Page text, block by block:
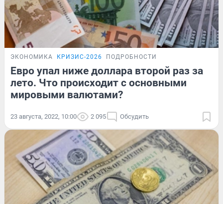
ЭКОНОМИКА КРИЗИС-2026 ПОДРОБНОСТИ
Евро упал ниже доллара второй раз за
лето. Что происходит с основными
мировыми валютами?
23 августа, 2022, 10:00 2 095 Обсудить